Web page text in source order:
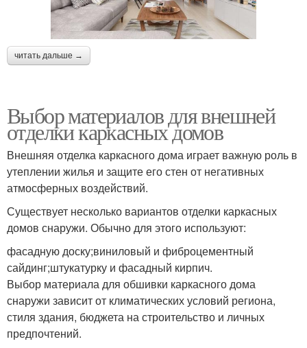
читать дальше →
Выбор материалов для внешней
отделки каркасных домов
Внешняя отделка каркасного дома играет важную роль в
утеплении жилья и защите его стен от негативных
атмосферных воздействий.
Существует несколько вариантов отделки каркасных
домов снаружи. Обычно для этого используют:
фасадную доску;виниловый и фиброцементный
сайдинг;штукатурку и фасадный кирпич.
Выбор материала для обшивки каркасного дома
снаружи зависит от климатических условий региона,
стиля здания, бюджета на строительство и личных
предпочтений.